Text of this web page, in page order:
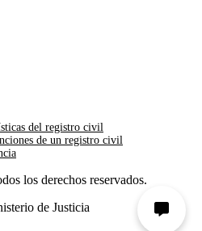
del registro civil
de un registro civil
los derechos reservados.
de Justicia